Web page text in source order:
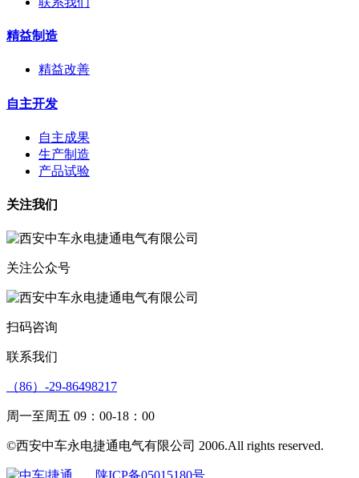
精益制造
精益改善
自主开发
自主成果
生产制造
产品试验
关注我们
关注公众号
扫码咨询
联系我们
（86）-29-86498217
周一至周五 09：00-18：00
©西安中车永电捷通电气有限公司 2006.All rights reserved.